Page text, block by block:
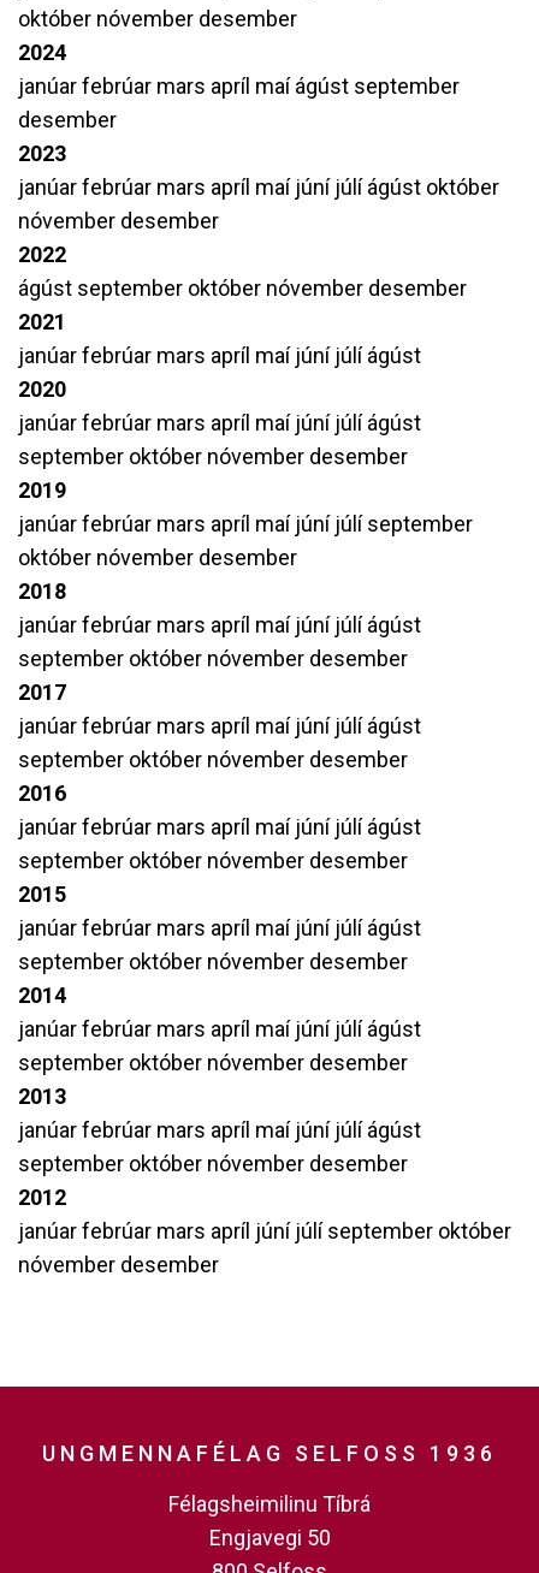
október nóvember desember
2024
janúarfebrúar mars apríl maíágúst september
desember
2023
janúarfebrúar mars apríl maí júní júlíágúst október
nóvember desember
2022
ágúst september október nóvember desember
2021
janúarfebrúar mars apríl maí júní júlíágúst
2020
janúarfebrúar mars apríl maí júní júlíágúst
september október nóvember desember
2019
janúarfebrúar mars apríl maí júní júlíseptember
október nóvember desember
2018
janúarfebrúar mars apríl maí júní júlíágúst
september október nóvember desember
2017
janúarfebrúar mars apríl maí júní júlíágúst
september október nóvember desember
2016
janúarfebrúar mars apríl maí júní júlíágúst
september október nóvember desember
2015
janúarfebrúar mars apríl maí júní júlíágúst
september október nóvember desember
2014
janúarfebrúar mars apríl maí júní júlíágúst
september október nóvember desember
2013
janúarfebrúar mars apríl maí júní júlíágúst
september október nóvember desember
2012
janúarfebrúar mars apríl júní júlíseptember október
nóvember desember
UNGMENNAFÉLAG SELFOSS 1936
Félagsheimilinu Tíbrá
Engjavegi 50